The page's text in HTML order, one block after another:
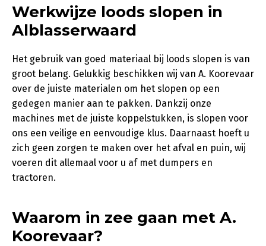
Werkwijze loods slopen in
Alblasserwaard
Het gebruik van goed materiaal bij loods slopen is van
groot belang. Gelukkig beschikken wij van A. Koorevaar
over de juiste materialen om het slopen op een
gedegen manier aan te pakken. Dankzij onze
machines met de juiste koppelstukken, is slopen voor
ons een veilige en eenvoudige klus. Daarnaast hoeft u
zich geen zorgen te maken over het afval en puin, wij
voeren dit allemaal voor u af met dumpers en
tractoren.
Waarom in zee gaan met A.
Koorevaar?